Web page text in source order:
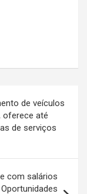
de veículos
oferece até
de serviços
com salários